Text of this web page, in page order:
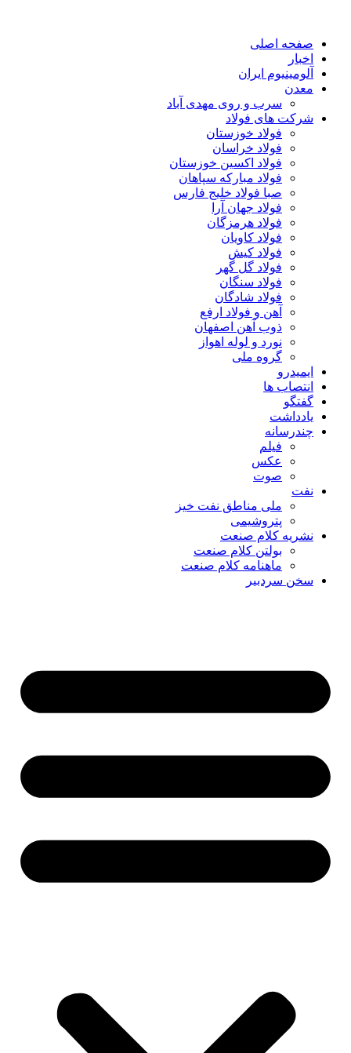
صفحه اصلی
اخبار
آلومینیوم ایران
معدن
سرب و روی مهدی آباد
شرکت های فولاد
فولاد خوزستان
فولاد خراسان
فولاد اکسین خوزستان
فولاد مبارکه سپاهان
صبا فولاد خلیج فارس
فولاد جهان آرا
فولاد هرمزگان
فولاد کاویان
فولاد کیش
فولاد گل گهر
فولاد سنگان
فولاد شادگان
آهن و فولاد ارفع
ذوب آهن اصفهان
نورد و لوله اهواز
گروه ملی
ایمیدرو
انتصاب ها
گفتگو
یادداشت
چندرسانه
فیلم
عکس
صوت
نفت
ملی مناطق نفت خیز
پتروشیمی
نشریه کلام صنعت
بولتن کلام صنعت
ماهنامه کلام صنعت
سخن سردبیر